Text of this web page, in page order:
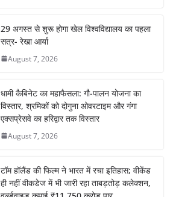
29 अगस्त से शुरू होगा खेल विश्वविद्यालय का पहला
सत्र- रेखा आर्या
August 7, 2026
धामी कैबिनेट का महाफैसला: गौ-पालन योजना का
विस्तार, श्रमिकों को दोगुना ओवरटाइम और गंगा
एक्सप्रेसवे का हरिद्वार तक विस्तार
August 7, 2026
टॉम हॉलैंड की फिल्म ने भारत में रचा इतिहास; वीकेंड
ही नहीं वीकडेज में भी जारी रहा ताबड़तोड़ कलेक्शन,